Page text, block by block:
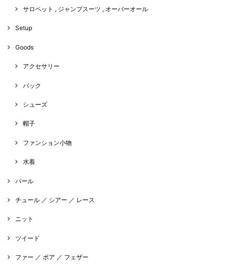
サロペット , ジャンプスーツ , オーバーオール
Setup
Goods
アクセサリー
バック
シューズ
帽子
ファンション小物
水着
パール
チュール ／ シアー ／ レース
ニット
ツイード
ファー ／ ボア ／ フェザー